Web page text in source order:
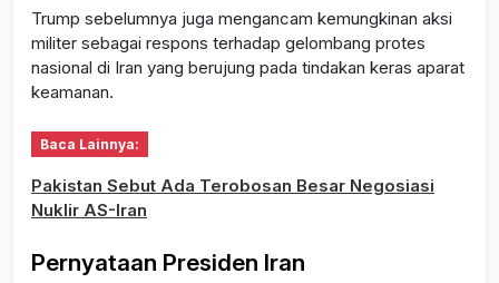
Trump sebelumnya juga mengancam kemungkinan aksi
militer sebagai respons terhadap gelombang protes
nasional di Iran yang berujung pada tindakan keras aparat
keamanan.
Baca Lainnya:
Pakistan Sebut Ada Terobosan Besar Negosiasi
Nuklir AS-Iran
Pernyataan Presiden Iran